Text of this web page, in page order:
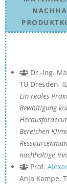
Dr.-Ing.
TU Dresden,
Ein reales
Bewältigung
Bereichen
nachhaltige
Prof.
Anja Kampe,